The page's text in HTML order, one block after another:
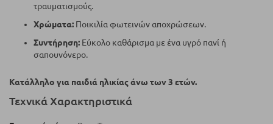
τραυματισμούς.
Χρώματα: Ποικιλία φωτεινών αποχρώσεων.
Συντήρηση: Εύκολο καθάρισμα με ένα υγρό πανί ή
σαπουνόνερο.
Κατάλληλο για παιδιά ηλικίας άνω των 3 ετών.
Τεχνικά Χαρακτηριστικά